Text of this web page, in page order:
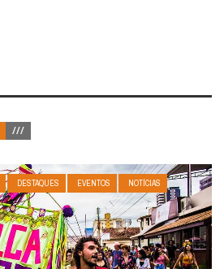
///
DESTAQUES EVENTOS NOTÍCIAS